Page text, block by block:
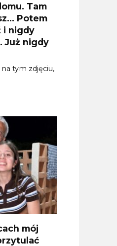
Tam
Potem
i nigdy
Już nigdy
tym zdjęciu,
mój